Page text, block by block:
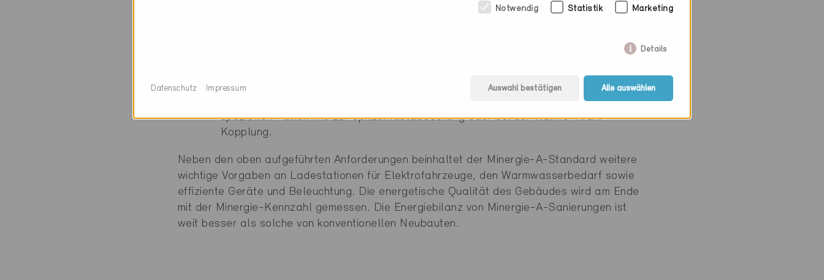
dass sie zu 100 Prozent mit fossilfreien Energien betrieben werden – zu einem
grossen Teil direkt durch selbst produzierten Strom. Ausnahmen gibt es nur in
speziellen Fällen wie zur Spitzenlastabdeckung oder bei der Wärme-Kraft-
Kopplung.
Neben den oben aufgeführten Anforderungen beinhaltet der Minergie-A-Standard weitere
wichtige Vorgaben an Ladestationen für Elektrofahrzeuge, den Warmwasserbedarf sowie
effiziente Geräte und Beleuchtung. Die energetische Qualität des Gebäudes wird am Ende
mit der Minergie-Kennzahl gemessen. Die Energiebilanz von Minergie-A-Sanierungen ist
weit besser als solche von konventionellen Neubauten.
Notwendig Statistik Marketing
Details
Auswahl bestätigen Alle auswählen
Datenschutz Impressum